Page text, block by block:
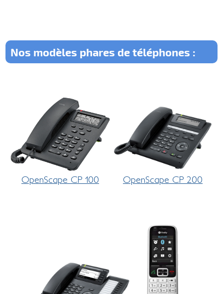
Nos modèles phares de téléphones :
OpenScape CP 100 OpenScape CP 200